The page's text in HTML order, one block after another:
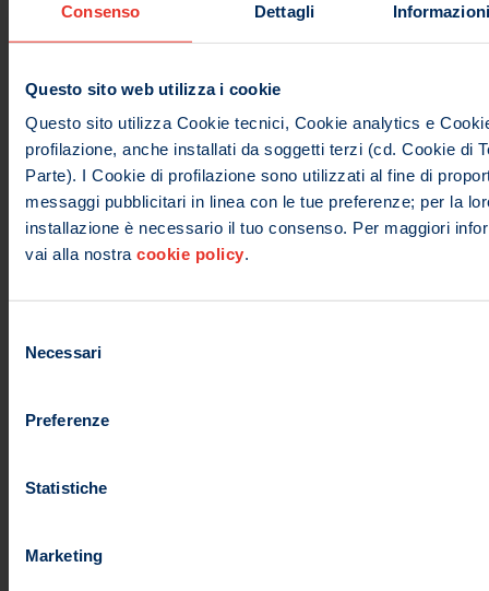
Consenso Dettagli
Questo sito web utilizza i cookie
Questo sito utilizza Cookie tecnici, Cookie analytics e
profilazione, anche installati da soggetti terzi (cd. Cookie di
Parte). I Cookie di profilazione sono utilizzati al fine di
messaggi pubblicitari in linea con le tue preferenze; per la
installazione è necessario il tuo consenso. Per maggiori
vai alla nostra cookie policy.
delNecessari
Preferenze
Statistiche
Marketing